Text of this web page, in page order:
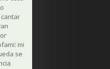
mi
se